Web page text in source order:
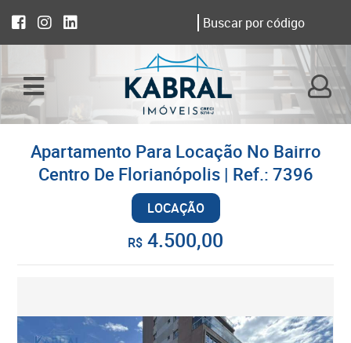
Apartamento Para Locação No Bairro
Centro De Florianópolis | Ref.: 7396
LOCAÇÃO
R$ 4.500,00